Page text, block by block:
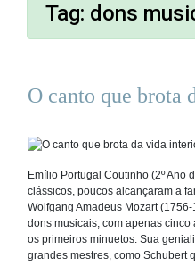
Tag: dons
O canto que brota
Emílio Portugal Coutinho (2º Ano
clássicos, poucos alcançaram a
Wolfgang Amadeus Mozart
dons musicais, com apenas
os primeiros minuetos. Sua
grandes mestres, como Schubert